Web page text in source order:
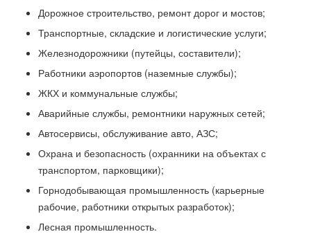
Дорожное строительство, ремонт дорог и мостов;
Транспортные, складские и логистические услуги;
Железнодорожники (путейцы, составители);
Работники аэропортов (наземные службы);
ЖКХ и коммунальные службы;
Аварийные службы, ремонтники наружных сетей;
Автосервисы, обслуживание авто, АЗС;
Охрана и безопасность (охранники на объектах с
транспортом, парковщики);
Горнодобывающая промышленность (карьерные
рабочие, работники открытых разработок);
Лесная промышленность.